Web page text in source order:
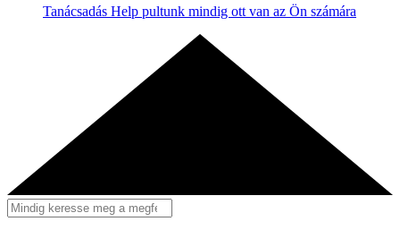
Tanácsadás Help pultunk mindig ott van az Ön számára